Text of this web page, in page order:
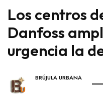
Los centros
Danfoss
urgencia la
BRÚJULA URBANA